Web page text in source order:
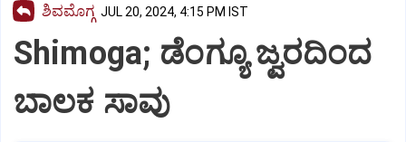
ಶಿವಮೊಗ್ಗ JUL 20, 2024, 4:15 PM IST
Shimoga; ಡೆಂಗ್ಯೂ ಜ್ವರದಿಂದ
ಬಾಲಕ ಸಾವು